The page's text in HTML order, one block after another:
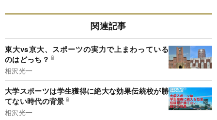
関連記事
東大vs京大、スポーツの実力で上まわっている
のはどっち？
相沢光一
大学スポーツは学生獲得に絶大な効果伝統校が勝
てない時代の背景
相沢光一